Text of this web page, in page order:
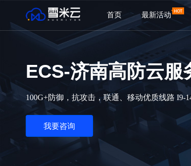
首页 最新活动
ECS-济南高防云服
100G+防御，抗攻击，联通、移动优质线路 I9-
我要咨询